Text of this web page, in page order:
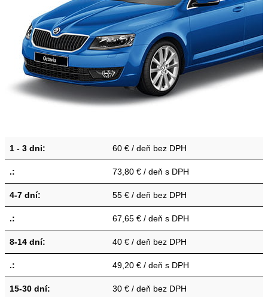
1 - 3 dni: 60 € / deň bez DPH
.: 73,80 € / deň s DPH
4-7 dní: 55 € / deň bez DPH
.: 67,65 € / deň s DPH
8-14 dní: 40 € / deň bez DPH
.: 49,20 € / deň s DPH
15-30 dní: 30 € / deň bez DPH